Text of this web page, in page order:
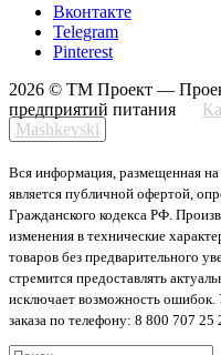
Вконтакте
Telegram
Pinterest
2026 © ТМ Проект —
предприятий питания
Mashkevski
Вся информация, размещенная
является публичной офертой,
Гражданского кодекса РФ.
изменения в технические
товаров без предварительного
стремится предоставлять
исключает возможность
заказа по телефону: 8 800 707 25